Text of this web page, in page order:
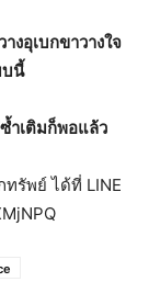
งอุเบกขาวางใจ
บนี้
ำเติมก็พอแล้ว
รัพย์ ได้ที่ LINE